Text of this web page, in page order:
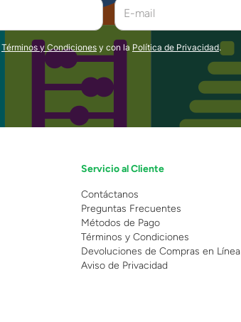
Términos y Condiciones y con la Política de Privacidad.
Servicio al Cliente
Contáctanos
Preguntas Frecuentes
Métodos de Pago
Términos y Condiciones
Devoluciones de Compras en Línea
Aviso de Privacidad